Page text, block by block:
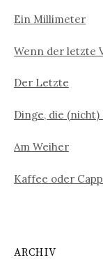
Ein Millimeter
Wenn der letzte
Der Letzte
Dinge, die (nicht)
Am Weiher
Kaffee oder
ARCHIV